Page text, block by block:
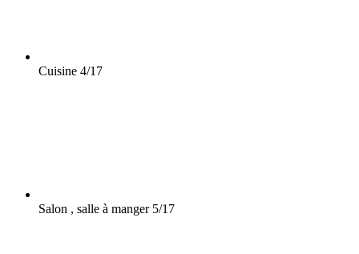
Cuisine 4/17
Salon , salle à manger 5/17